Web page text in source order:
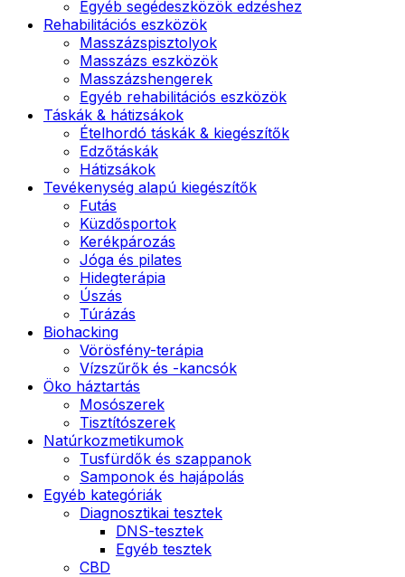
Egyéb segédeszközök edzéshez
Rehabilitációs eszközök
Masszázspisztolyok
Masszázs eszközök
Masszázshengerek
Egyéb rehabilitációs eszközök
Táskák & hátizsákok
Ételhordó táskák & kiegészítők
Edzőtáskák
Hátizsákok
Tevékenység alapú kiegészítők
Futás
Küzdősportok
Kerékpározás
Jóga és pilates
Hidegterápia
Úszás
Túrázás
Biohacking
Vörösfény-terápia
Vízszűrők és -kancsók
Öko háztartás
Mosószerek
Tisztítószerek
Natúrkozmetikumok
Tusfürdők és szappanok
Samponok és hajápolás
Egyéb kategóriák
Diagnosztikai tesztek
DNS-tesztek
Egyéb tesztek
CBD